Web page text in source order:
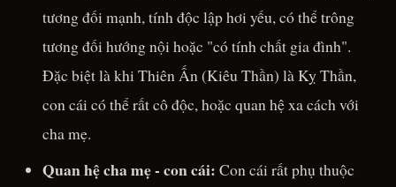
tương đối mạnh, tính độc lập hơi yếu, có thể trông
tương đối hướng nội hoặc "có tính chất gia đình".
Đặc biệt là khi Thiên Ấn (Kiêu Thần) là Kỵ Thần,
con cái có thể rất cô độc, hoặc quan hệ xa cách với
cha mẹ.
Quan hệ cha mẹ - con cái: Con cái rất phụ thuộc